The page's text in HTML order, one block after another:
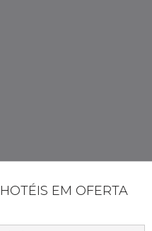
HOTÉIS EM OFERTA